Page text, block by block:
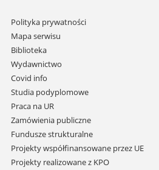
Pomiń
nawigację
i
przejdź
do
treści
Polityka prywatności
Mapa serwisu
Biblioteka
Wydawnictwo
Covid info
Studia podyplomowe
Praca na UR
Zamówienia publiczne
Fundusze strukturalne
Projekty współfinansowane przez UE
Projekty realizowane z KPO